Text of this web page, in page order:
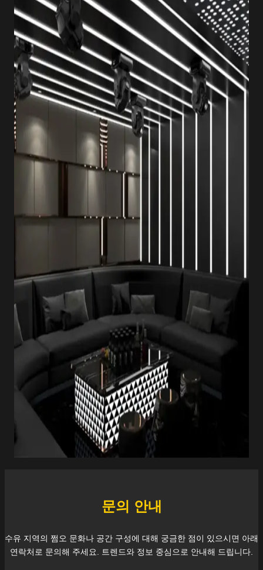
문의 안내
수유 지역의 쩜오 문화나 공간 구성에 대해 궁금한 점이 있으시면 아래
연락처로 문의해 주세요. 트렌드와 정보 중심으로 안내해 드립니다.